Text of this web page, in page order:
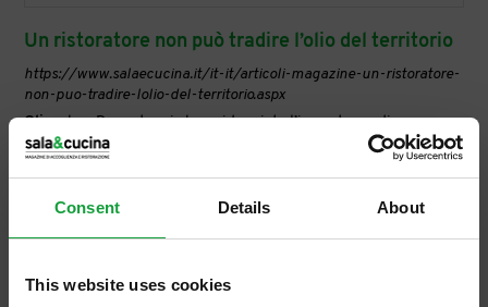
Consent Details About
This website uses cookies
Un ristoratore non può tradire l’olio del territorio
https://www.salaecucina.it/it-it/articoli-magazine-un-ristoratore-
non-puo-tradire-lolio-del-territorio.aspx
Olioq.b. ... Da parte mia ho evidenziato l’importanza di un
negozio d’olio
del territorio nel